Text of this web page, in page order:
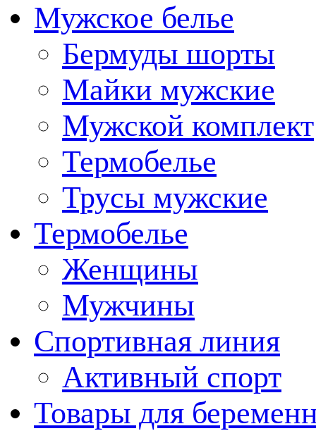
Мужское белье
Бермуды шорты
Майки мужские
Мужской комплект
Термобелье
Трусы мужские
Термобелье
Женщины
Мужчины
Спортивная линия
Активный спорт
Товары для